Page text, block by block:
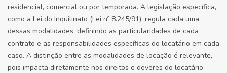
residencial, comercial ou por temporada. A legislação específica,
como a Lei do Inquilinato (Lei nº 8.245/91), regula cada uma
dessas modalidades, definindo as particularidades de cada
contrato e as responsabilidades específicas do locatário em cada
caso. A distinção entre as modalidades de locação é relevante,
pois impacta diretamente nos direitos e deveres do locatário,